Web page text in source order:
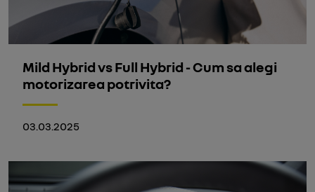
Mild Hybrid vs Full Hybrid - Cum sa alegi
motorizarea potrivita?
03.03.2025